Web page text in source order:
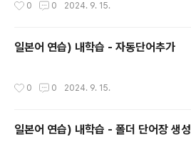
0 0 2024. 9. 15.
일본어 연습) 내학습 - 자동단어추가
0 0 2024. 9. 15.
일본어 연습) 내학습 - 폴더 단어장 생성